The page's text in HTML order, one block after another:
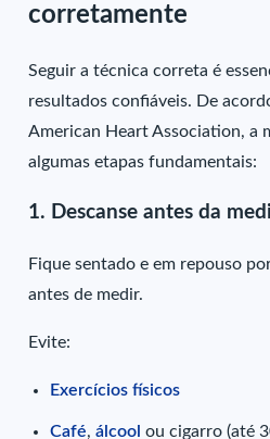
corretamente
Seguir a técnica correta é
resultados confiáveis. De
American Heart Association, a
algumas etapas fundamentais:
1. Descanse antes da
Fique sentado e em repouso
antes de medir.
Evite:
Exercícios físicos
Café,álcoolou cigarro (até